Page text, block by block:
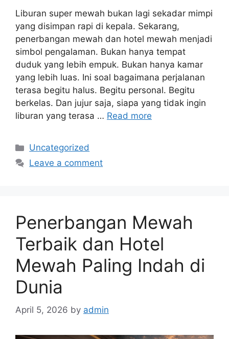
Liburan super mewah bukan lagi sekadar mimpi
yang disimpan rapi di kepala. Sekarang,
penerbangan mewah dan hotel mewah menjadi
simbol pengalaman. Bukan hanya tempat
duduk yang lebih empuk. Bukan hanya kamar
yang lebih luas. Ini soal bagaimana perjalanan
terasa begitu halus. Begitu personal. Begitu
berkelas. Dan jujur saja, siapa yang tidak ingin
liburan yang terasa … Read more
Categories
Uncategorized
Leave a comment
Penerbangan Mewah
Terbaik dan Hotel
Mewah Paling Indah di
Dunia
April 5, 2026 by admin